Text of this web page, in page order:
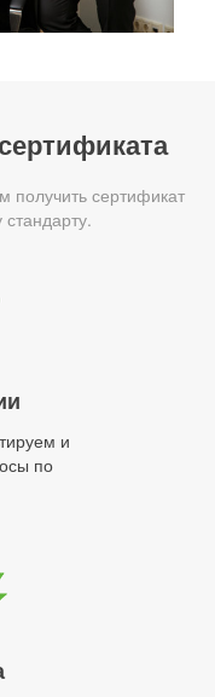
получить сертификат
и
по